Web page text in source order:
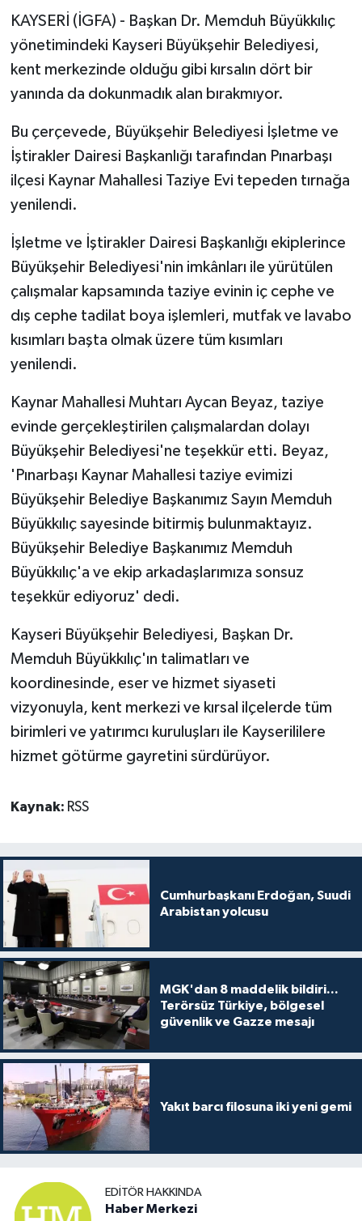
KAYSERİ (İGFA) - Başkan Dr. Memduh Büyükkılıç
yönetimindeki Kayseri Büyükşehir Belediyesi,
kent merkezinde olduğu gibi kırsalın dört bir
yanında da dokunmadık alan bırakmıyor.
Bu çerçevede, Büyükşehir Belediyesi İşletme ve
İştirakler Dairesi Başkanlığı tarafından Pınarbaşı
ilçesi Kaynar Mahallesi Taziye Evi tepeden tırnağa
yenilendi.
İşletme ve İştirakler Dairesi Başkanlığı ekiplerince
Büyükşehir Belediyesi'nin imkânları ile yürütülen
çalışmalar kapsamında taziye evinin iç cephe ve
dış cephe tadilat boya işlemleri, mutfak ve lavabo
kısımları başta olmak üzere tüm kısımları
yenilendi.
Kaynar Mahallesi Muhtarı Aycan Beyaz, taziye
evinde gerçekleştirilen çalışmalardan dolayı
Büyükşehir Belediyesi'ne teşekkür etti. Beyaz,
'Pınarbaşı Kaynar Mahallesi taziye evimizi
Büyükşehir Belediye Başkanımız Sayın Memduh
Büyükkılıç sayesinde bitirmiş bulunmaktayız.
Büyükşehir Belediye Başkanımız Memduh
Büyükkılıç'a ve ekip arkadaşlarımıza sonsuz
teşekkür ediyoruz' dedi.
Kayseri Büyükşehir Belediyesi, Başkan Dr.
Memduh Büyükkılıç'ın talimatları ve
koordinesinde, eser ve hizmet siyaseti
vizyonuyla, kent merkezi ve kırsal ilçelerde tüm
birimleri ve yatırımcı kuruluşları ile Kayserililere
hizmet götürme gayretini sürdürüyor.
Kaynak: RSS
Cumhurbaşkanı Erdoğan, Suudi
Arabistan yolcusu
MGK'dan 8 maddelik bildiri...
Terörsüz Türkiye, bölgesel
güvenlik ve Gazze mesajı
Yakıt barcı filosuna iki yeni gemi
EDITÖR HAKKINDA
Haber Merkezi